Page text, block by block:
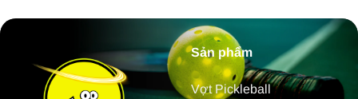
Sản phẩm
Vợt Pickleball